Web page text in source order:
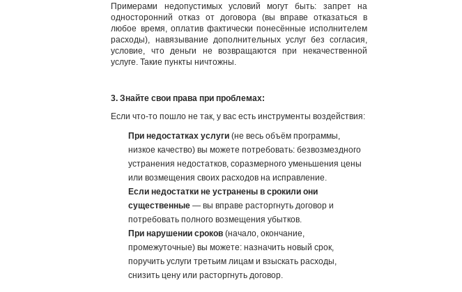
Примерами недопустимых условий могут быть: запрет на
односторонний отказ от договора (вы вправе отказаться в
любое время, оплатив фактически понесённые исполнителем
расходы), навязывание дополнительных услуг без согласия,
условие, что деньги не возвращаются при некачественной
услуге. Такие пункты ничтожны.
3. Знайте свои права при проблемах:
Если что-то пошло не так, у вас есть инструменты воздействия:
При недостатках услуги(не весь объём программы,
низкое качество) вы можете потребовать: безвозмездного
устранения недостатков, соразмерного уменьшения цены
или возмещения своих расходов на исправление.
Если недостатки не устранены в срокили они
существенные — вы вправе расторгнуть договор и
потребовать полного возмещения убытков.
При нарушении сроков(начало, окончание,
промежуточные) вы можете: назначить новый срок,
поручить услуги третьим лицам и взыскать расходы,
снизить цену или расторгнуть договор.